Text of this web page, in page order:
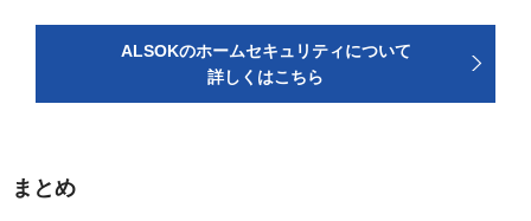
ALSOKのホームセキュリティについて
詳しくはこちら
まとめ